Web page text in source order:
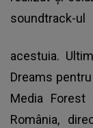
soundtrack-ul
acestuia.
Dreams pentru
Media
România,